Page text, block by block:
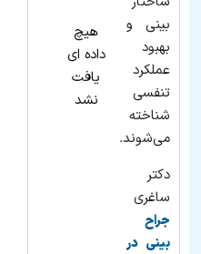
بینی و
بهبود
عملکرد
تنفسی
شناخته
می‌شوند.
دکتر
ساغری
جراح
بینی در
هیچ
داده ای
یافت
نشد